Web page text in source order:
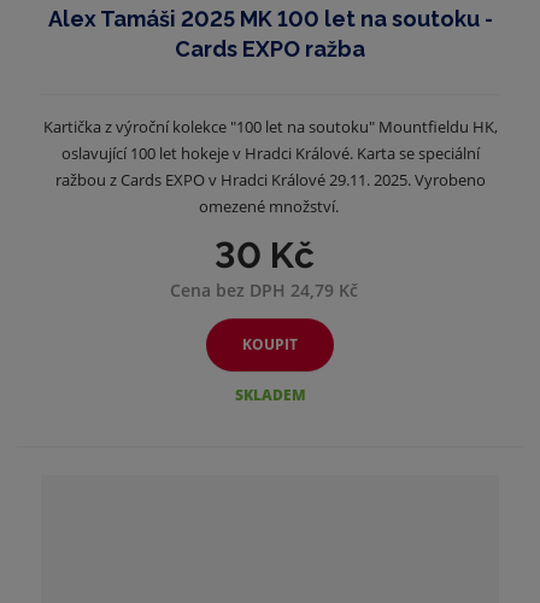
Alex Tamáši 2025 MK 100 let na soutoku -
Cards EXPO ražba
Kartička z výroční kolekce "100 let na soutoku" Mountfieldu HK,
oslavující 100 let hokeje v Hradci Králové. Karta se speciální
ražbou z Cards EXPO v Hradci Králové 29.11. 2025. Vyrobeno
omezené množství.
30 Kč
Cena bez DPH 24,79 Kč
KOUPIT
SKLADEM